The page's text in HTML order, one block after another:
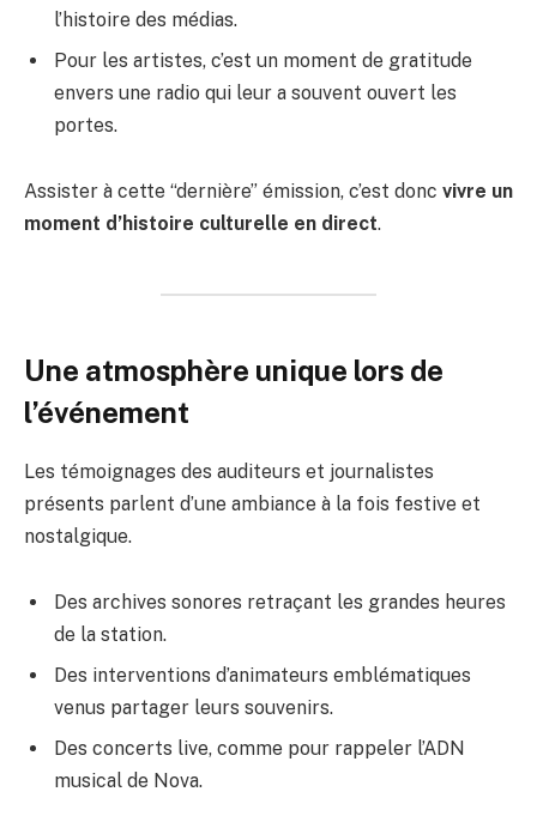
l’histoire des médias.
Pour les artistes, c’est un moment de gratitude
envers une radio qui leur a souvent ouvert les
portes.
Assister à cette “dernière” émission, c’est donc vivre un
moment d’histoire culturelle en direct.
Une atmosphère unique lors de
l’événement
Les témoignages des auditeurs et journalistes
présents parlent d’une ambiance à la fois festive et
nostalgique.
Des archives sonores retraçant les grandes heures
de la station.
Des interventions d’animateurs emblématiques
venus partager leurs souvenirs.
Des concerts live, comme pour rappeler l’ADN
musical de Nova.